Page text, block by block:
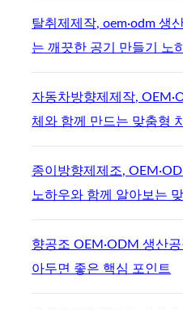
탈취제제작, oem·odm 생
는 깨끗한 공기 만들기 노
자동차방향제제작,
체와 함께 만드는 맞춤형
종이방향제제조,
노하우와 함께 알아보는
향공조 OEM·ODM 생산
아두면 좋은 핵심 포인트